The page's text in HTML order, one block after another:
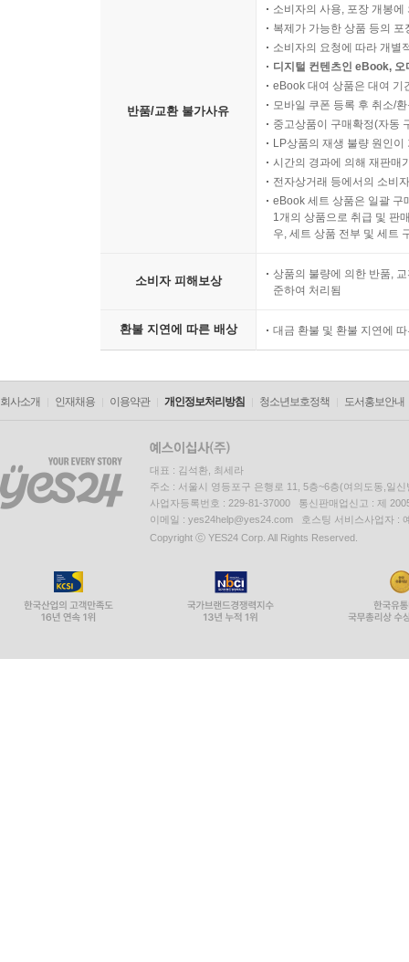
스트래티지 패턴은 언제 사용하면 좋을까?
UITextField에 데이터 검사 스트래티지 적용하기
커맨드 패턴은 언제 사용하면 좋을까?
코코아 터치 프레임워크의 커맨드 패턴 사용
그 외에 커맨드 뒰체가 할 수 있는 것은?
CHAPTER 21 플라이웨이트
플라이웨이트 패턴이란?
꽃의 풀(pool)을 생성하기
요약
CHAPTER 22
프록시 패턴이란?
프록시 패턴은 언제 사용하면 좋을까?
가상 프록시를 사용해서 이미지를 지연-로드하기
코코아 터치 프레임워크의 프록시 패턴 사용
반품/교환 불가사유
소비자의 사용, 포장 개봉
복제가 가능한 상품 등의
소비자의 요청에 따라 개별
디지털 컨텐츠인 eBook,
eBook 대여 상품은 대여 기
모바일 쿠폰 등록 후 취소/
중고상품이 구매확정(자동
LP상품의 재생 불량 원인
시간의 경과에 의해 재판매
전자상거래 등에서의 소비
eBook 세트 상품은 일괄 구
1개의 상품으로 취급 및 판
우, 세트 상품 전부 및 세트
소비자 피해보상
상품의 불량에 의한 반품,
준하여 처리됨
환불 지연에 따른 배상 대금 환불 및 환불 지연에
회사소개 인재채용 이용약관 개인정보처리방침 청소년보호정책 도서홍보안내
대표 : 김석환, 최세라
주소 : 서울시 영등포구 은행로 11, 5층~6층(여의도동,일신
사업자등록번호 : 229-81-37000 통신판매업신고 : 제
이메일 : yes24help@yes24.com 호스팅 서비스사업자 :
Copyright ⓒ YES24 Corp. All Rights Reserved.